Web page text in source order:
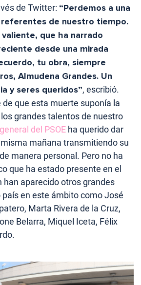
de Twitter: “Perdemos a una
de nuestro tiempo.
que ha narrado
desde una mirada
tu obra, siempre
Almudena Grandes. Un
y seres queridos”, escribió.
que esta muerte suponía la
grandes talentos de nuestro
del PSOE ha querido dar
mañana transmitiendo su
manera personal. Pero no ha
que ha estado presente en el
han aparecido otros grandes
en este ámbito como José
Marta Rivera de la Cruz,
Belarra, Miquel Iceta, Félix